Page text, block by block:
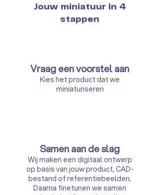
Jouw miniatuur in 4
stappen
Vraag een voorstel aan
Kies het product dat we
miniaturiseren
Samen aan de slag
Wij maken een digitaal ontwerp
op basis van jouw product, CAD-
bestand of referentiebeelden.
Daarna finetunen we samen